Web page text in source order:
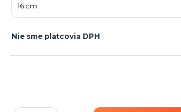
Nie sme platcovia DPH